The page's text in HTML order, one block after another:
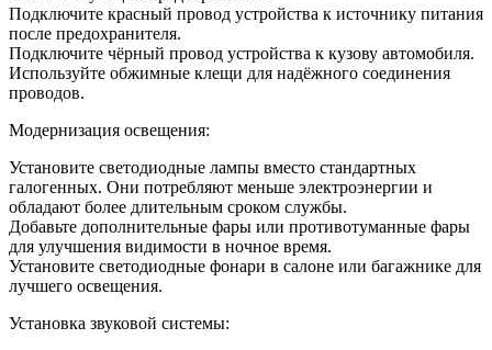
Подключите красный провод устройства к источнику питания
после предохранителя.
Подключите чёрный провод устройства к кузову автомобиля.
Используйте обжимные клещи для надёжного соединения
проводов.
Модернизация освещения:
Установите светодиодные лампы вместо стандартных
галогенных. Они потребляют меньше электроэнергии и
обладают более длительным сроком службы.
Добавьте дополнительные фары или противотуманные фары
для улучшения видимости в ночное время.
Установите светодиодные фонари в салоне или багажнике для
лучшего освещения.
Установка звуковой системы: